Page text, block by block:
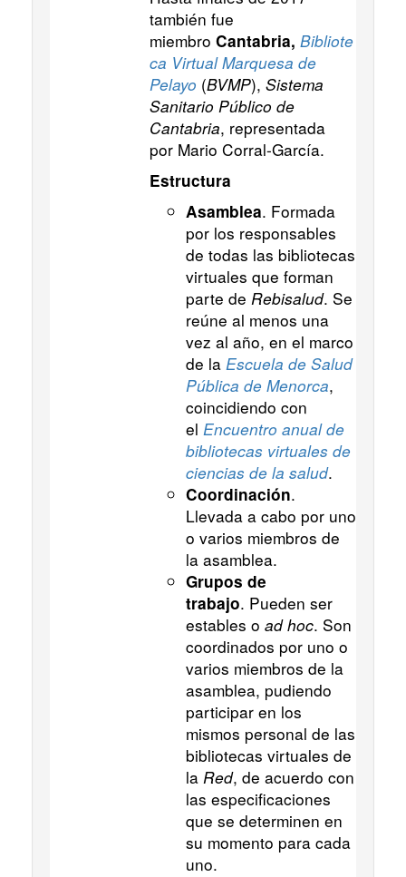
también fue
miembro Cantabria, Bibliote
ca Virtual Marquesa de
Pelayo (BVMP), Sistema
Sanitario Público de
Cantabria, representada
por Mario Corral-García.
Estructura
Asamblea. Formada
por los responsables
de todas las bibliotecas
virtuales que forman
parte de Rebisalud. Se
reúne al menos una
vez al año, en el marco
de la Escuela de Salud
Pública de Menorca,
coincidiendo con
el Encuentro anual de
bibliotecas virtuales de
ciencias de la salud.
Coordinación.
Llevada a cabo por uno
o varios miembros de
la asamblea.
Grupos de
trabajo. Pueden ser
estables o ad hoc. Son
coordinados por uno o
varios miembros de la
asamblea, pudiendo
participar en los
mismos personal de las
bibliotecas virtuales de
la Red, de acuerdo con
las especificaciones
que se determinen en
su momento para cada
uno.